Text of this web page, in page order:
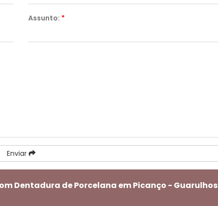
Assunto: *
Enviar
Dentadura de Porcelana em Picanço - Guarulhos